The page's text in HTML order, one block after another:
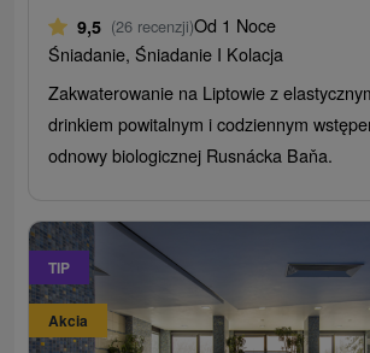
9,5 (26 recenzji)Od 1 Noce
Śniadanie, Śniadanie I Kolacja
Zakwaterowanie na Liptowie z
drinkiem powitalnym i codziennym
odnowy biologicznej Rusnácka Baňa.
TIP
Akcia